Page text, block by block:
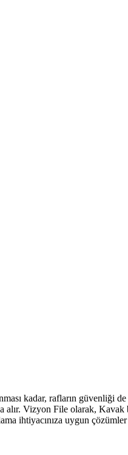
kadar, rafların güvenliği
alır. Vizyon File olarak,
ihtiyacınıza uygun